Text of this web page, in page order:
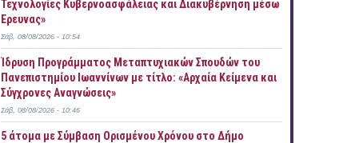
Τεχνολογίες Κυβερνοασφάλειας και Διακυβέρνηση μέσω
Έρευνας»
Σάβ, 08/08/2026 - 10:54
Ίδρυση Προγράμματος Μεταπτυχιακών Σπουδών του
Πανεπιστημίου Ιωαννίνων με τίτλο: «Αρχαία Κείμενα και
Σύγχρονες Αναγνώσεις»
Σάβ, 08/08/2026 - 10:46
5 άτομα με Σύμβαση Ορισμένου Χρόνου στο Δήμο